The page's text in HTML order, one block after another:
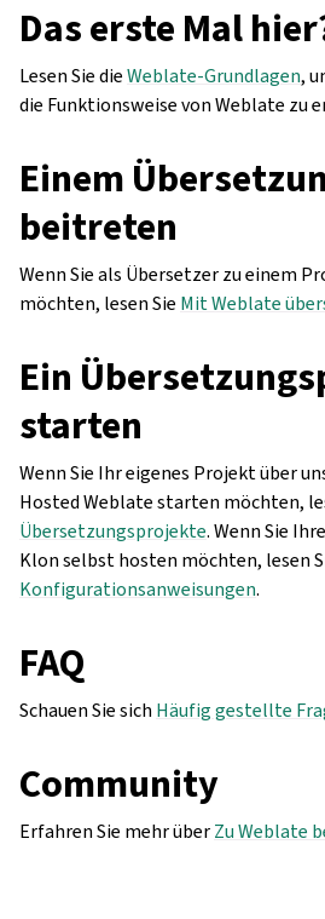
Das erste Mal
Lesen Sie dieWeblate-Grundlagen,
die Funktionsweise von Weblate zu
Einem
beitreten
Wenn Sie als Übersetzer zu einem
möchten, lesen Sie Mit Weblate
Ein
starten
Wenn Sie Ihr eigenes Projekt über
Hosted Weblate starten möchten,
Übersetzungsprojekte. Wenn Sie
Klon selbst hosten möchten, lesen
Konfigurationsanweisungen.
FAQ
Schauen Sie sich Häufig gestellte
Community
Erfahren Sie mehr überZu Weblate